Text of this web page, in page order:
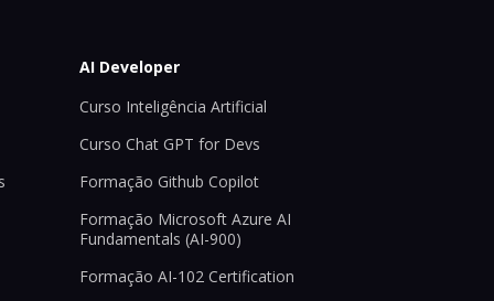
AI Developer
Curso Inteligência Artificial
Curso Chat GPT for Devs
Formação Github Copilot
Formação Microsoft Azure AI
Fundamentals (AI-900)
Formação AI-102 Certification